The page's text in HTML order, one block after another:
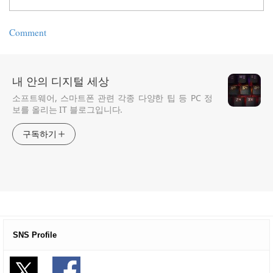
Comment
내 안의 디지털 세상
소프트웨어, 스마트폰 관련 각종 다양한 팁 등 PC 정
보를 올리는 IT 블로그입니다.
구독하기
SNS Profile